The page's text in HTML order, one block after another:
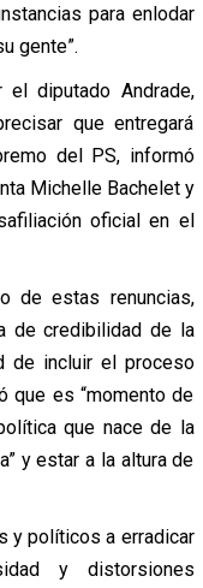
para enlodar
gente”.
diputado Andrade,
que entregará
del PS, informó
Michelle Bachelet y
oficial en el
de estas renuncias,
de credibilidad de la
de incluir el proceso
que es “momento de
que nace de la
y estar a la altura de
y políticos a erradicar
y distorsiones